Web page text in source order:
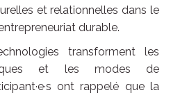
et relationnelles dans le
durable.
transforment les
et les modes de
ont rappelé que la